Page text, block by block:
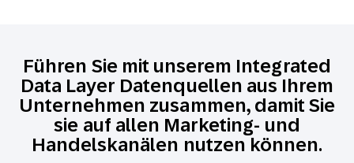
Führen Sie mit unserem Integrated
Data Layer Datenquellen aus Ihrem
Unternehmen zusammen, damit Sie
sie auf allen Marketing- und
Handelskanälen nutzen können.